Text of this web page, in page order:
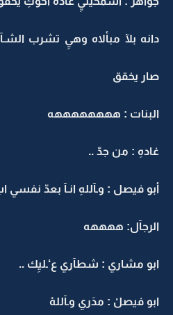
دانه بلآ مبألاه وهيِ تشرب
صار يخقق
البنات : ههههههههه
غادهِ : من جدّ ..
أبو فيصل : وـآللهِ انـآ بعدّ
الرجآل: ههههه
ابو مشاري : شطآري ع‘ـليِك ..
ابو فيصلْ : مدَري وـآللهْ